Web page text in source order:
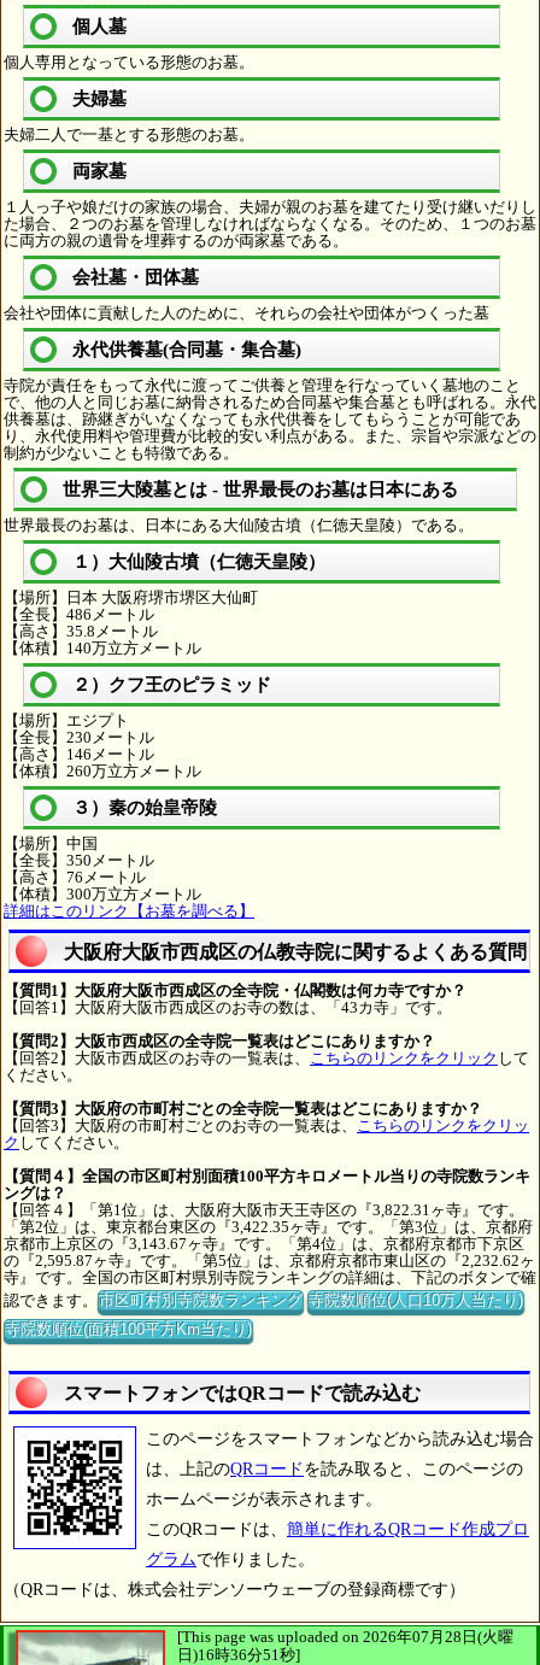
個人墓
個人専用となっている形態のお墓。
夫婦墓
夫婦二人で一基とする形態のお墓。
両家墓
１人っ子や娘だけの家族の場合、夫婦が親のお墓を建てたり受け継いだりし
た場合、２つのお墓を管理しなければならなくなる。そのため、１つのお墓
に両方の親の遺骨を埋葬するのが両家墓である。
会社墓・団体墓
会社や団体に貢献した人のために、それらの会社や団体がつくった墓
永代供養墓(合同墓・集合墓)
寺院が責任をもって永代に渡ってご供養と管理を行なっていく墓地のこと
で、他の人と同じお墓に納骨されるため合同墓や集合墓とも呼ばれる。永代
供養墓は、跡継ぎがいなくなっても永代供養をしてもらうことが可能であ
り、永代使用料や管理費が比較的安い利点がある。また、宗旨や宗派などの
制約が少ないことも特徴である。
世界三大陵墓とは - 世界最長のお墓は日本にある
世界最長のお墓は、日本にある大仙陵古墳（仁徳天皇陵）である。
１）大仙陵古墳（仁徳天皇陵）
【場所】日本 大阪府堺市堺区大仙町
【全長】486メートル
【高さ】35.8メートル
【体積】140万立方メートル
２）クフ王のピラミッド
【場所】エジプト
【全長】230メートル
【高さ】146メートル
【体積】260万立方メートル
３）秦の始皇帝陵
【場所】中国
【全長】350メートル
【高さ】76メートル
【体積】300万立方メートル
詳細はこのリンク【お墓を調べる】
大阪府大阪市西成区の仏教寺院に関するよくある質問
【質問1】大阪府大阪市西成区の全寺院・仏閣数は何カ寺ですか？
【回答1】大阪府大阪市西成区のお寺の数は、「43カ寺」です。
【質問2】大阪市西成区の全寺院一覧表はどこにありますか？
【回答2】大阪市西成区のお寺の一覧表は、
こちらのリンクをクリック して
ください。
【質問3】大阪府の市町村ごとの全寺院一覧表はどこにありますか？
【回答3】大阪府の市町村ごとのお寺の一覧表は、
こちらのリンクをクリッ
ク してください。
【質問４】全国の市区町村別面積100平方キロメートル当りの寺院数ランキ
ングは？
【回答４】「第1位」は、大阪府大阪市天王寺区の『3,822.31ヶ寺』です。
「第2位」は、東京都台東区の『3,422.35ヶ寺』です。「第3位」は、京都府
京都市上京区の『3,143.67ヶ寺』です。「第4位」は、京都府京都市下京区
の『2,595.87ヶ寺』です。「第5位」は、京都府京都市東山区の『2,232.62ヶ
寺』です。全国の市区町村県別寺院ランキングの詳細は、下記のボタンで確
認できます。市区町村別寺院数ランキング 寺院数順位(人口10万人当たり)
寺院数順位(面積100平方Km当たり)
スマートフォンではQRコードで読み込む
このページをスマートフォンなどから読み込む場合
は、上記のQRコード を読み取ると、このページの
ホームページが表示されます。
このQRコードは、 簡単に作れるQRコード作成プロ
グラムで作りました。
（QRコードは、株式会社デンソーウェーブの登録商標です）
[This page was uploaded on 2026年07月28日(火曜
日)16時36分51秒]